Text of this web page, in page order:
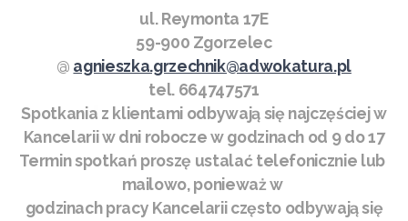
ul. Reymonta 17E
59-900 Zgorzelec
@ agnieszka.grzechnik@adwokatura.pl
tel. 664747571
Spotkania z klientami odbywają się najczęściej w
Kancelarii w dni robocze w godzinach od 9 do 17
Termin spotkań proszę ustalać telefonicznie lub
mailowo, ponieważ w
godzinach pracy Kancelarii często odbywają się